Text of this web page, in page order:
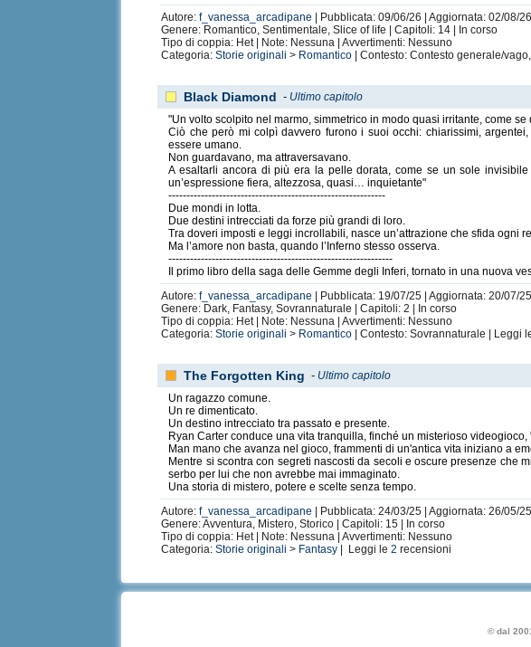
Autore:f_vanessa_arcadipane
| Pubblicata: 09/06/26 | Aggiornata: 02/08/
Genere: Romantico, Sentimentale, Slice of life | Capitoli: 14 | In corso
Tipo di coppia: Het | Note: Nessuna | Avvertimenti: Nessuno
Categoria:Storie originali > Romantico | Contesto: Contesto generale/
Black Diamond - Ultimo capitolo
"Un volto scolpito nel marmo, simmetrico in modo quasi irritante, come
Ciò che però mi colpì davvero furono i suoi occhi: chiarissimi,
essere umano.
Non guardavano, ma attraversavano.
A esaltarli ancora di più era la pelle dorata, come se un sole
un’espressione fiera, altezzosa, quasi… inquietante"
------------------------------------------------------------
Due mondi in lotta.
Due destini intrecciati da forze più grandi di loro.
Tra doveri imposti e leggi incrollabili, nasce un’attrazione che sfida ogni
Ma l’amore non basta, quando l’Inferno stesso osserva.
--------------------------------------------------------------
Il primo libro della saga delle Gemme degli Inferi, tornato in una nuova
Autore:f_vanessa_arcadipane
| Pubblicata: 19/07/25 | Aggiornata: 20/07/
Genere: Dark, Fantasy, Sovrannaturale | Capitoli: 2 | In corso
Tipo di coppia: Het | Note: Nessuna | Avvertimenti: Nessuno
Categoria:Storie originali > Romantico | Contesto: Sovrannaturale | Leggi
The Forgotten King - Ultimo capitolo
Un ragazzo comune.
Un re dimenticato.
Un destino intrecciato tra passato e presente.
Ryan Carter conduce una vita tranquilla, finché un misterioso
Man mano che avanza nel gioco, frammenti di un'antica vita iniziano a
Mentre si scontra con segreti nascosti da secoli e oscure presenze che
serbo per lui che non avrebbe mai immaginato.
Una storia di mistero, potere e scelte senza tempo.
Autore:f_vanessa_arcadipane
| Pubblicata: 24/03/25 | Aggiornata: 26/05/
Genere: Avventura, Mistero, Storico | Capitoli: 15 | In corso
Tipo di coppia: Het | Note: Nessuna | Avvertimenti: Nessuno
Categoria:Storie originali > Fantasy | Leggi le2 recensioni
© dal